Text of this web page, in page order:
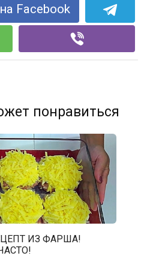
Facebook
понравиться
ИЗ ФАРША!